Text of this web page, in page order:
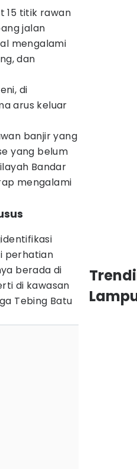
15 titik rawan
jalan
mengalami
dan
di
arus keluar
banjir yang
yang belum
Bandar
mengalami
perhatian
berada di
di kawasan
Tebing Batu